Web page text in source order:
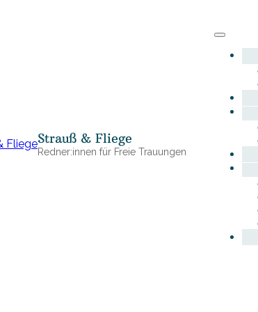
Strauß & Fliege
Redner:innen für Freie Trauungen